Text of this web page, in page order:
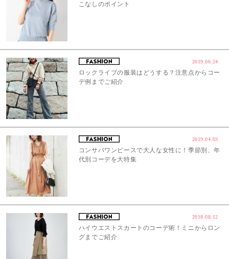
こなしのポイント
2019.06.24
ロックライブの服装はどうする？注意点からコー
デ例までご紹介
2019.04.03
コンサバワンピースで大人な女性に！季節別、年
代別コーデを大特集
2018.08.12
ハイウエストスカートのコーデ術！ミニからロン
グまでご紹介